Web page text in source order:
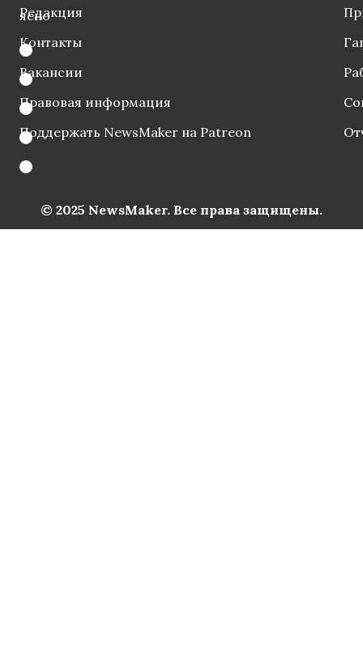
ясно
Редакция
Контакты
Вакансии
Правовая информация
Поддержать NewsMaker на Patreon
© 2025 NewsMaker. Все права защищены.